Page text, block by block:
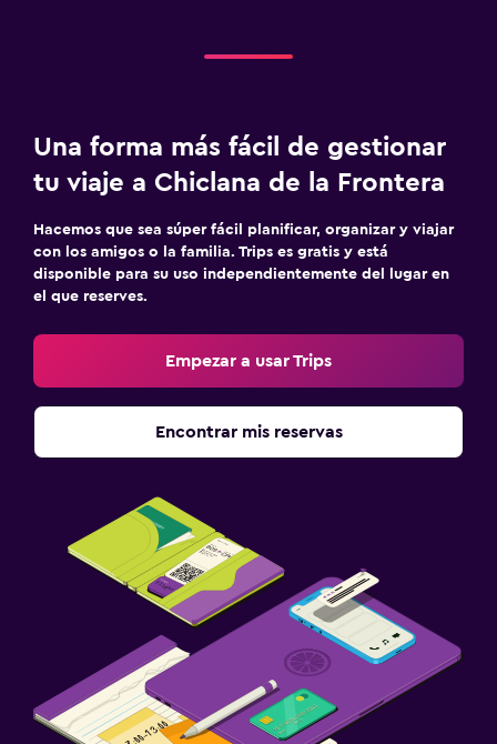
Una forma más fácil de gestionar
tu viaje a Chiclana de la Frontera
Hacemos que sea súper fácil planificar, organizar y viajar
con los amigos o la familia. Trips es gratis y está
disponible para su uso independientemente del lugar en
el que reserves.
Empezar a usar Trips
Encontrar mis reservas